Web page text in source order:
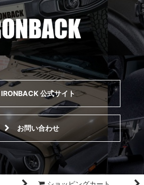
IRONBACK 公式サイト
お問い合わせ